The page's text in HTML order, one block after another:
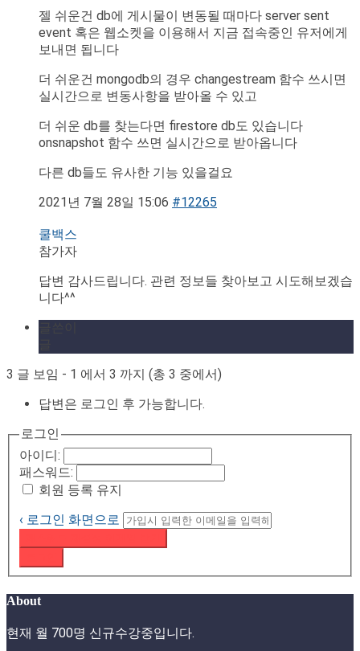
젤 쉬운건 db에 게시물이 변동될 때마다 server sent
event 혹은 웹소켓을 이용해서 지금 접속중인 유저에게
보내면 됩니다
더 쉬운건 mongodb의 경우 changestream 함수 쓰시면
실시간으로 변동사항을 받아올 수 있고
더 쉬운 db를 찾는다면 firestore db도 있습니다
onsnapshot 함수 쓰면 실시간으로 받아옵니다
다른 db들도 유사한 기능 있을걸요
2021년 7월 28일 15:06 #12265
쿨백스
참가자
답변 감사드립니다. 관련 정보들 찾아보고 시도해보겠습
니다^^
3 글 보임 - 1 에서 3 까지 (총 3 중에서)
답변은 로그인 후 가능합니다.
로그인
아이디:
패스워드:
회원 등록 유지
‹ 로그인 화면으로
About
현재 월 700명 신규수강중입니다.